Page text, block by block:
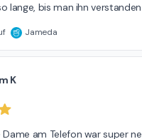
lange, bis man ihn
Jameda
K
am Telefon war super